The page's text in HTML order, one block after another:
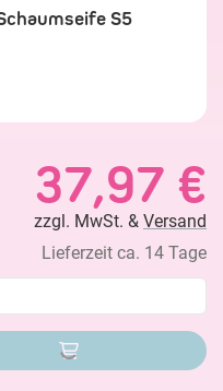
S5
37,97 €
zzgl. MwSt. & Versand
Lieferzeit ca. 14 Tage